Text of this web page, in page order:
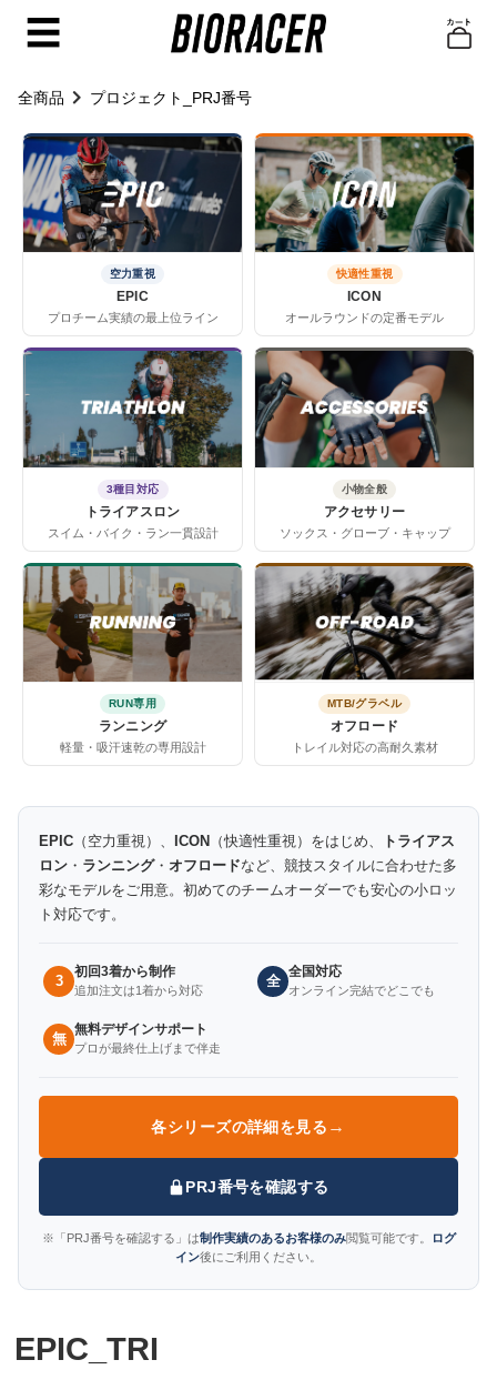
☰
全商品 プロジェクト_PRJ番号
空力重視
EPIC
プロチーム実績の最上位ライン
快適性重視
ICON
オールラウンドの定番モデル
3種目対応
トライアスロン
スイム・バイク・ラン一貫設計
小物全般
アクセサリー
ソックス・グローブ・キャップ
RUN専用
ランニング
軽量・吸汗速乾の専用設計
MTB/グラベル
オフロード
トレイル対応の高耐久素材
EPIC （空力重視）、 ICON （快適性重視）をはじめ、
トライアス
ロン ・ ランニング・ オフロードなど、競技スタイルに合わせた多
彩なモデルをご用意。初めてのチームオーダーでも安心の小ロッ
ト対応です。
3
初回3着から制作
追加注文は1着から対応
全
全国対応
オンライン完結でどこでも
無
無料デザインサポート
プロが最終仕上げまで伴走
各シリーズの詳細を見る →
PRJ番号を確認する
※「PRJ番号を確認する」は制作実績のあるお客様のみ閲覧可能です。
ログ
イン後にご利用ください。
EPIC_TRI